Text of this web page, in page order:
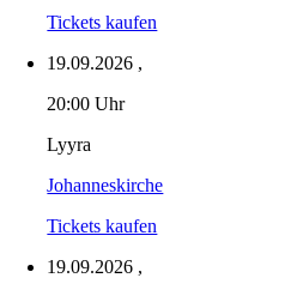
Tickets kaufen
19.09.2026 ,
20:00 Uhr
Lyyra
Johanneskirche
Tickets kaufen
19.09.2026 ,